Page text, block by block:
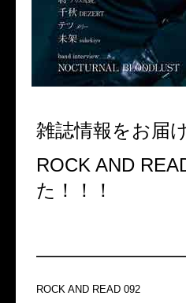
雑誌情報をお届
ROCK AND
た！！！
ROCK AND READ 092